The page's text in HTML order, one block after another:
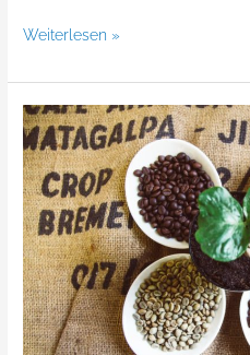
Weiterlesen »
Ausstellung
im
Landratsamt
Rhön
Grabfeld:
„Rhön
Kaffee
–
Bühners
Rösterei“